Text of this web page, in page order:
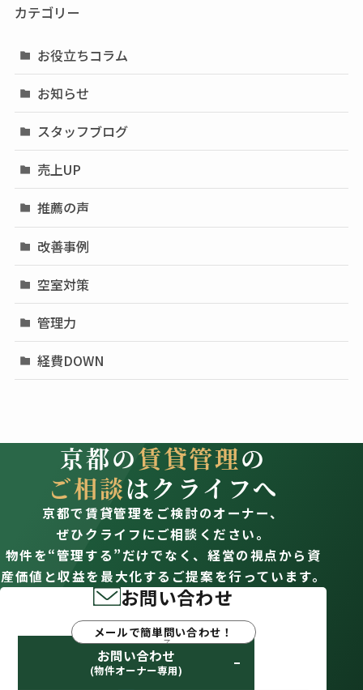
カテゴリー
お役立ちコラム
お知らせ
スタッフブログ
売上UP
推薦の声
改善事例
空室対策
管理力
経費DOWN
京都の賃貸管理の
ご相談はクライフへ
京都で賃貸管理をご検討のオーナー、
ぜひクライフにご相談ください。
物件を“管理する”だけでなく、経営の視点から資
産価値と収益を最大化するご提案を行っています。
お問い合わせ
メールで簡単問い合わせ！
お問い合わせ
(物件オーナー専用)